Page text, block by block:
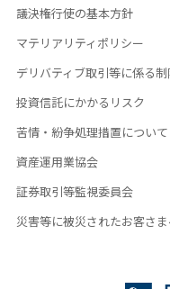
議決権行使の基本方針
マテリアリティポリシー
デリバティブ取引等に係る
投資信託にかかるリスク
苦情・紛争処理措置について
資産運用業協会
証券取引等監視委員会
災害等に被災されたお客さ